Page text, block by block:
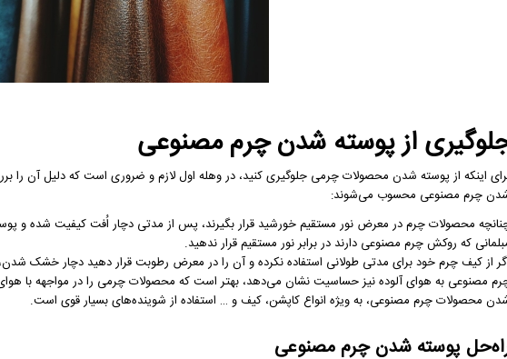
از پوسته شدن چرم مصنوعی
اینکه از پوسته شدن محصولات چرمی جلوگیری کنید، در وهله اول لازم و ضروری است که دلیل آن را
چرم مصنوعی محسوب می‌شوند:
محصولات چرم در معرض نور مستقیم خورشید قرار بگیرند، پس از مدتی دچار اُفت کیفیت شده و
که روکش چرم مصنوعی دارند در برابر نور مستقیم قرار ندهید.
از کیف چرم خود برای مدتی طولانی استفاده نکرده و آن را در معرض رطوبت قرار دهید دچار خشک
مصنوعی به هوای آلوده نیز حساسیت نشان می‌دهد، بهتر است که محصولات چرمی را در مواجهه با هوای
محصولات چرم مصنوعی، به ویژه انواع کاپشن، کیف و … استفاده از شوینده‌های بسیار قوی است.
پوسته شدن چرم مصنوعی